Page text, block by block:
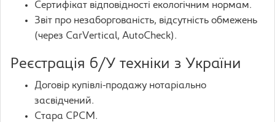
Сертифікат відповідності екологічним нормам.
Звіт про незаборгованість, відсутність обмежень
(через CarVertical, AutoCheck).
Реєстрація б/У техніки з України
Договір купівлі-продажу нотаріально
засвідчений.
Стара СРСМ.